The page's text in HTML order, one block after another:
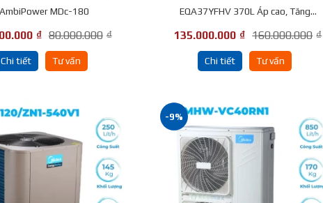
AmbiPower MDc-180
₫ 80.000.000 ₫
Chi tiết Tư vấn
EQA37YFHV 370L Áp cao, Tăng...
135.000.000 ₫ 160.000.000 ₫
Chi tiết Tư vấn
-9%